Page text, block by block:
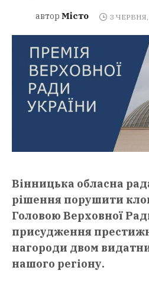
автор Місто 3 ЧЕРВНЯ,
Вінницька обласна
рішення порушити
Головою Верховної
присудження
нагороди двом
нашого регіону.